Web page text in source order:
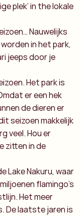
plek’ in the lokale
Nauwelijks
in het park,
jeeps door je
Het park is
er een hek
de dieren er
seizoen makkelijk
veel. Hou er
zitten in de
Lake Nakuru, waar
flamingo’s
Het meer
De laatste jaren is